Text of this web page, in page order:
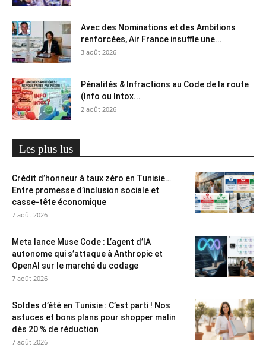
Avec des Nominations et des Ambitions
renforcées, Air France insuffle une...
3 août 2026
Pénalités & Infractions au Code de la route
(Info ou Intox...
2 août 2026
Les plus lus
Crédit d’honneur à taux zéro en Tunisie…
Entre promesse d’inclusion sociale et
casse-tête économique
7 août 2026
Meta lance Muse Code : L’agent d’IA
autonome qui s’attaque à Anthropic et
OpenAI sur le marché du codage
7 août 2026
Soldes d’été en Tunisie : C’est parti ! Nos
astuces et bons plans pour shopper malin
dès 20 % de réduction
7 août 2026